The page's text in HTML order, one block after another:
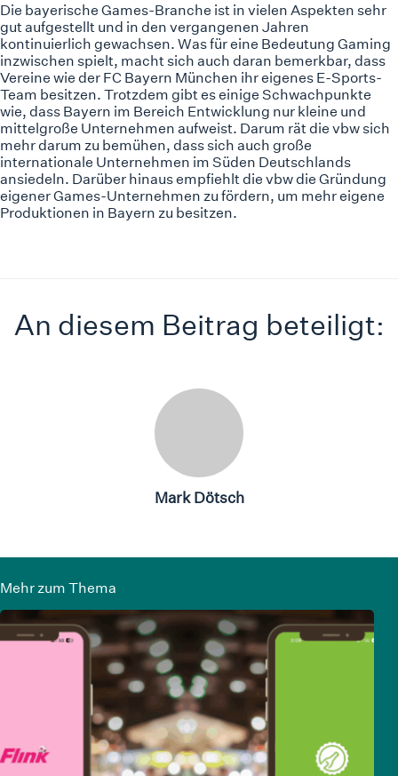
Die bayerische Games-Branche ist in vielen Aspekten sehr
gut aufgestellt und in den vergangenen Jahren
kontinuierlich gewachsen. Was für eine Bedeutung Gaming
inzwischen spielt, macht sich auch daran bemerkbar, dass
Vereine wie der FC Bayern München ihr eigenes E-Sports-
Team besitzen. Trotzdem gibt es einige Schwachpunkte
wie, dass Bayern im Bereich Entwicklung nur kleine und
mittelgroße Unternehmen aufweist. Darum rät die vbw sich
mehr darum zu bemühen, dass sich auch große
internationale Unternehmen im Süden Deutschlands
ansiedeln. Darüber hinaus empfiehlt die vbw die Gründung
eigener Games-Unternehmen zu fördern, um mehr eigene
Produktionen in Bayern zu besitzen.
An diesem Beitrag beteiligt:
Mark Dötsch
Mehr zum Thema